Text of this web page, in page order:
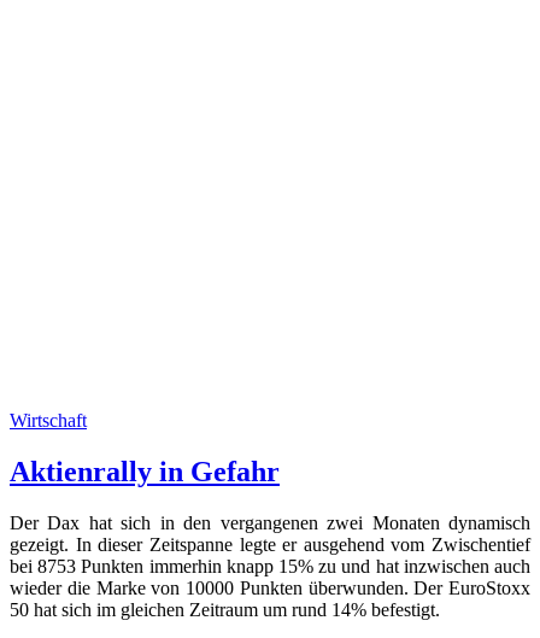
Wirtschaft
Aktienrally in Gefahr
Der Dax hat sich in den vergangenen zwei Monaten dynamisch
gezeigt. In dieser Zeitspanne legte er ausgehend vom Zwischentief
bei 8753 Punkten immerhin knapp 15% zu und hat inzwischen auch
wieder die Marke von 10000 Punkten überwunden. Der EuroStoxx
50 hat sich im gleichen Zeitraum um rund 14% befestigt.